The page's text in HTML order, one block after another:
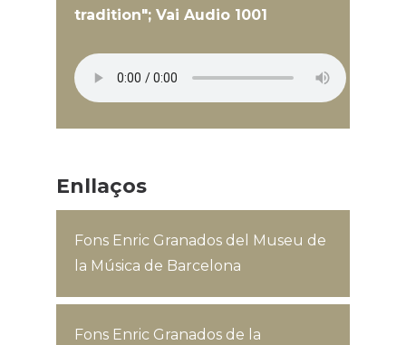
tradition"; Vai Audio 1001
Enllaços
Fons Enric Granados del Museu de
la Música de Barcelona
Fons Enric Granados de la